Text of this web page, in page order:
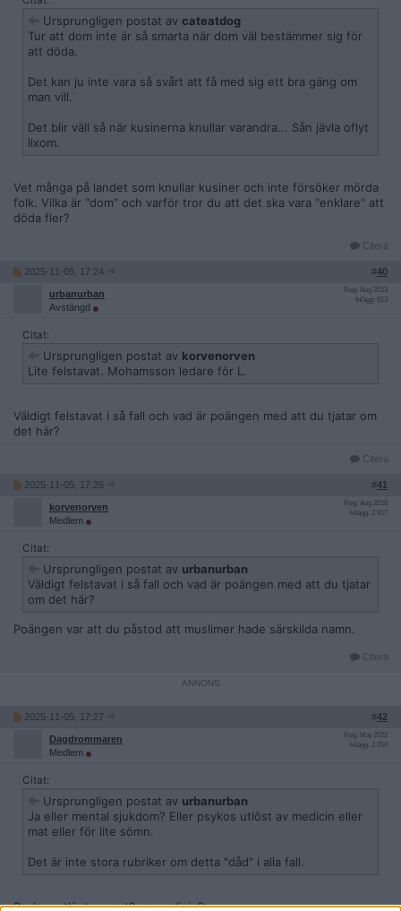
Ursprungligen postat av cateatdog
Tur att dom inte är så smarta när dom väl bestämmer sig för
att döda.
Det kan ju inte vara så svårt att få med sig ett bra gäng om
man vill.
Det blir väll så när kusinerna knullar varandra... Sån jävla oflyt
lixom.
Vet många på landet som knullar kusiner och inte försöker mörda
folk. Vilka är "dom" och varför tror du att det ska vara "enklare" att
döda fler?
Citera
2025-11-05, 17:24 #40
urbanurban
Avstängd
Reg: Aug 2013
Inlägg: 613
Citat:
Ursprungligen postat av korvenorven
Lite felstavat. Mohamsson ledare för L.
Väldigt felstavat i så fall och vad är poängen med att du tjatar om
det här?
Citera
2025-11-05, 17:26 #41
korvenorven
Medlem
Reg: Aug 2018
Inlägg: 2 917
Citat:
Ursprungligen postat av urbanurban
Väldigt felstavat i så fall och vad är poängen med att du tjatar
om det här?
Poängen var att du påstod att muslimer hade särskilda namn.
Citera
2025-11-05, 17:27 #42
Dagdrommaren
Medlem
Reg: Maj 2022
Inlägg: 2 054
Citat:
Ursprungligen postat av urbanurban
Ja eller mental sjukdom? Eller psykos utlöst av medicin eller
mat eller för lite sömn.
Det är inte stora rubriker om detta "dåd" i alla fall.
Psykos utlöst av mat? av medicin?